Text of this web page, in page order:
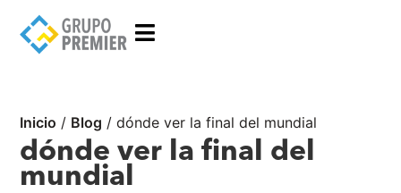
Inicio / Blog /dónde ver la final del mundial
dónde ver la final del
mundial